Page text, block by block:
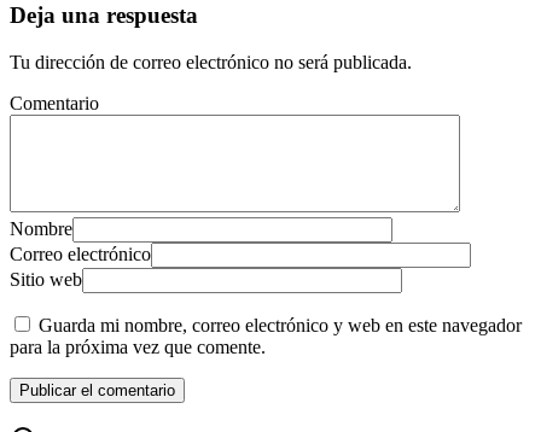
Deja una respuesta
Tu dirección de correo electrónico no será publicada.
Comentario
Nombre
Correo electrónico
Sitio web
Guarda mi nombre, correo electrónico y web en este navegador
para la próxima vez que comente.